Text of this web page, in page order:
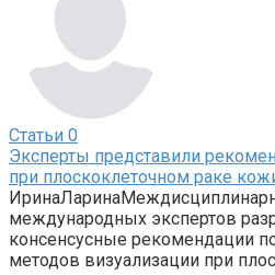
Статьи 0
Эксперты представили
при плоскоклеточном раке
международных экспертов
консенсусные рекомендации
методов визуализации при